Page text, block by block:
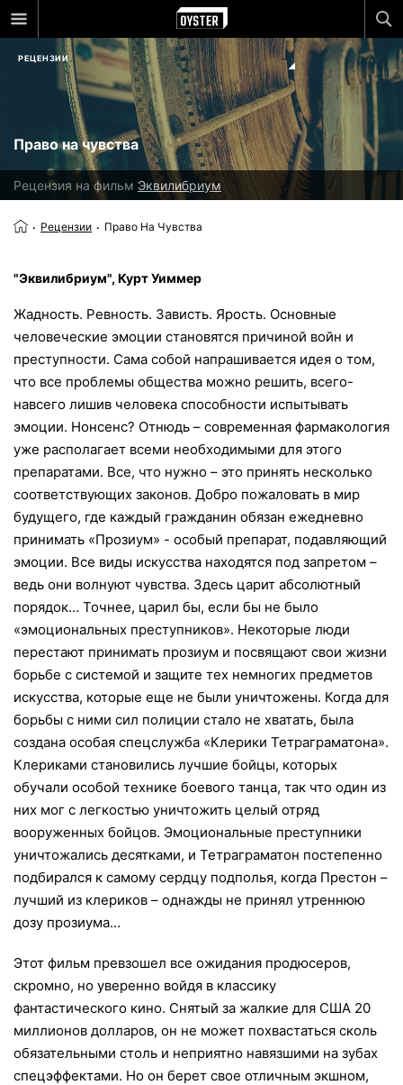
РЕЦЕНЗИИ
Право на чувства
Рецензия на фильм Эквилибриум
Рецензии Право На Чувства
"Эквилибриум", Курт Уиммер
Жадность. Ревность. Зависть. Ярость. Основные
человеческие эмоции становятся причиной войн и
преступности. Сама собой напрашивается идея о том,
что все проблемы общества можно решить, всего-
навсего лишив человека способности испытывать
эмоции. Нонсенс? Отнюдь – современная фармакология
уже располагает всеми необходимыми для этого
препаратами. Все, что нужно – это принять несколько
соответствующих законов. Добро пожаловать в мир
будущего, где каждый гражданин обязан ежедневно
принимать «Прозиум» - особый препарат, подавляющий
эмоции. Все виды искусства находятся под запретом –
ведь они волнуют чувства. Здесь царит абсолютный
порядок… Точнее, царил бы, если бы не было
«эмоциональных преступников». Некоторые люди
перестают принимать прозиум и посвящают свои жизни
борьбе с системой и защите тех немногих предметов
искусства, которые еще не были уничтожены. Когда для
борьбы с ними сил полиции стало не хватать, была
создана особая спецслужба «Клерики Тетраграматона».
Клериками становились лучшие бойцы, которых
обучали особой технике боевого танца, так что один из
них мог с легкостью уничтожить целый отряд
вооруженных бойцов. Эмоциональные преступники
уничтожались десятками, и Тетраграматон постепенно
подбирался к самому сердцу подполья, когда Престон –
лучший из клериков – однажды не принял утреннюю
дозу прозиума…
Этот фильм превзошел все ожидания продюсеров,
скромно, но уверенно войдя в классику
фантастического кино. Снятый за жалкие для США 20
миллионов долларов, он не может похвастаться сколь
обязательными столь и неприятно навязшими на зубах
спецэффектами. Но он берет свое отличным экшном,